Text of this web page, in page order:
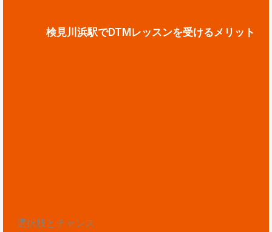
検見川浜駅でDTMレッスンを受けるメリット
選択肢とチャンス